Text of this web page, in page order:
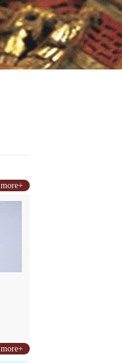
more+
more+